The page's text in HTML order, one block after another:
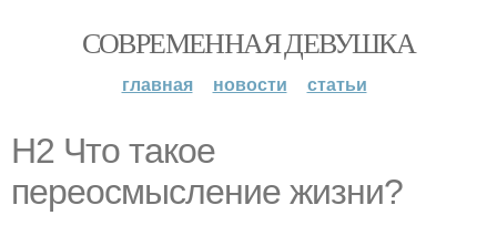
СОВРЕМЕННАЯ ДЕВУШКА
главная новости статьи
H2 Что такое
переосмысление жизни?